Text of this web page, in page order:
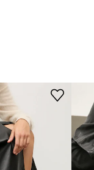
Answear.LAB